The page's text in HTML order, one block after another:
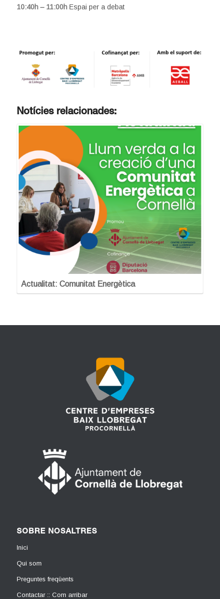
10:40h – 11:00hEspai per a debat
Notícies relacionades:
Actualitat: Comunitat Energètica
SOBRE NOSALTRES
Inici
Qui som
Preguntes freqüents
Contactar :: Com arribar